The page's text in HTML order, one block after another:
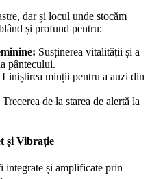
dar și locul unde stocăm
și profund pentru:
Susținerea vitalității și a
pântecului.
Liniștirea minții pentru a auzi din
Trecerea de la starea de alertă la
și Vibrație
integrate și amplificate prin